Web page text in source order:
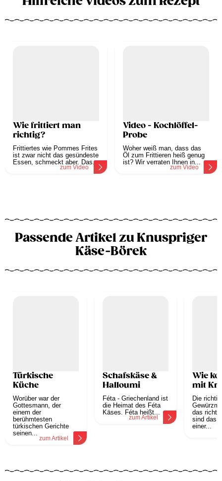
Wie frittiert man
richtig?
Frittiertes wie Pommes Frites
ist zwar nicht das gesündeste
Essen, schmeckt aber. Das...
zum Video
Video - Kochlöffel-
Probe
Woher weiß man, dass das
Öl zum Frittieren heiß genug
ist? Wir verraten Ihnen in...
zum Video
Passende Artikel zu Knuspriger
Käse-Börek
Türkische
Küche
Worüber war der
Gottesmann, der
einem der
berühmtesten
türkischen Gerichte
seinen...
zum Artikel
Schafskäse &
Halloumi
Féta - Griechenland ist
die Heimat des Féta
Käses. Féta heißt...
zum Artikel
Wie
mit
Die
das
sind das
einer...